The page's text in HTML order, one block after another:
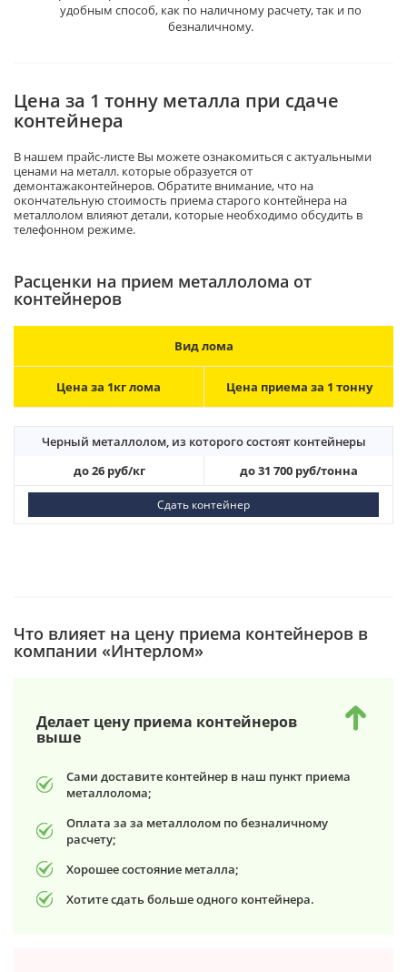
удобным способ, как по наличному расчету, так и по
безналичному.
Цена за 1 тонну металла при сдаче
контейнера
В нашем прайс-листе Вы можете ознакомиться с актуальными
ценами на металл. которые образуется от
демонтажаконтейнеров. Обратите внимание, что на
окончательную стоимость приема старого контейнера на
металлолом влияют детали, которые необходимо обсудить в
телефонном режиме.
Расценки на прием металлолома от
контейнеров
Вид лома
Цена за 1кг лома Цена приема за 1 тонну
Черный металлолом, из которого состоят контейнеры
до 26 руб/кг
до 31 700 руб/тонна
Сдать контейнер
Что влияет на цену приема контейнеров в
компании «Интерлом»
Делает цену приема контейнеров
выше
Сами доставите контейнер в наш пункт приема
металлолома;
Оплата за за металлолом по безналичному
расчету;
Хорошее состояние металла;
Хотите сдать больше одного контейнера.